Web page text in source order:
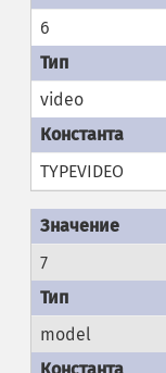
6
video
TYPEVIDEO
7
model